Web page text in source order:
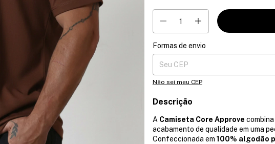
Entregas para o CEP:
Formas de envio
Não sei meu CEP
Descrição
A Camiseta Core Approve
acabamento de qualidade em uma
Confeccionada em 100% algodão